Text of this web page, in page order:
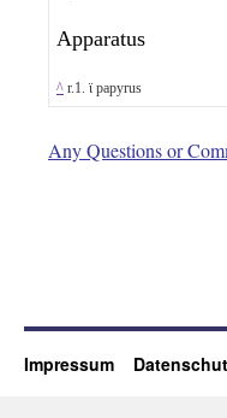
Apparatus
^ r.1. ϊ papyrus
Any Questions or
Impressum